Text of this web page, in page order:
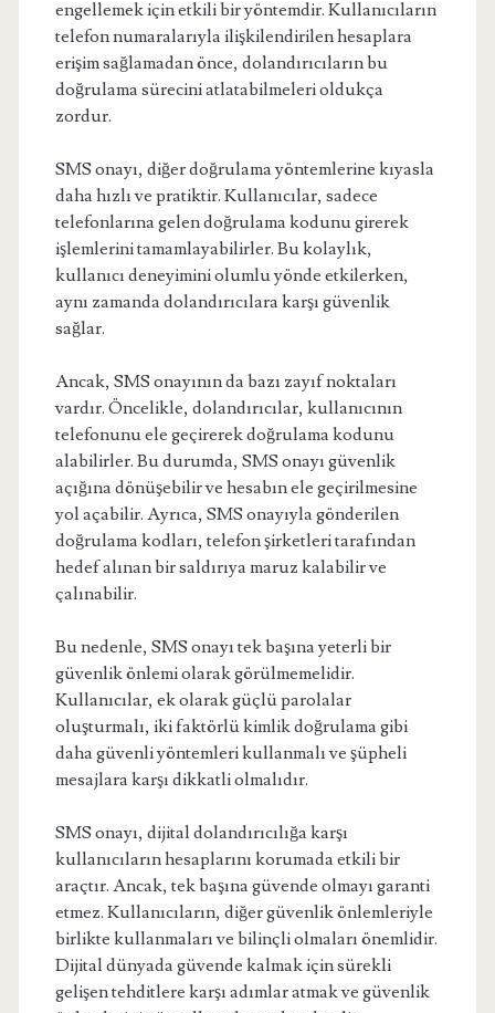
engellemek için etkili bir yöntemdir. Kullanıcıların
telefon numaralarıyla ilişkilendirilen hesaplara
erişim sağlamadan önce, dolandırıcıların bu
doğrulama sürecini atlatabilmeleri oldukça
zordur.
SMS onayı, diğer doğrulama yöntemlerine kıyasla
daha hızlı ve pratiktir. Kullanıcılar, sadece
telefonlarına gelen doğrulama kodunu girerek
işlemlerini tamamlayabilirler. Bu kolaylık,
kullanıcı deneyimini olumlu yönde etkilerken,
aynı zamanda dolandırıcılara karşı güvenlik
sağlar.
Ancak, SMS onayının da bazı zayıf noktaları
vardır. Öncelikle, dolandırıcılar, kullanıcının
telefonunu ele geçirerek doğrulama kodunu
alabilirler. Bu durumda, SMS onayı güvenlik
açığına dönüşebilir ve hesabın ele geçirilmesine
yol açabilir. Ayrıca, SMS onayıyla gönderilen
doğrulama kodları, telefon şirketleri tarafından
hedef alınan bir saldırıya maruz kalabilir ve
çalınabilir.
Bu nedenle, SMS onayı tek başına yeterli bir
güvenlik önlemi olarak görülmemelidir.
Kullanıcılar, ek olarak güçlü parolalar
oluşturmalı, iki faktörlü kimlik doğrulama gibi
daha güvenli yöntemleri kullanmalı ve şüpheli
mesajlara karşı dikkatli olmalıdır.
SMS onayı, dijital dolandırıcılığa karşı
kullanıcıların hesaplarını korumada etkili bir
araçtır. Ancak, tek başına güvende olmayı garanti
etmez. Kullanıcıların, diğer güvenlik önlemleriyle
birlikte kullanmaları ve bilinçli olmaları önemlidir.
Dijital dünyada güvende kalmak için sürekli
gelişen tehditlere karşı adımlar atmak ve güvenlik